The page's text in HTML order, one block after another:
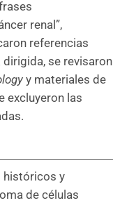
renal”,
referencias
se revisaron
y materiales de
excluyeron las
históricos y
de células